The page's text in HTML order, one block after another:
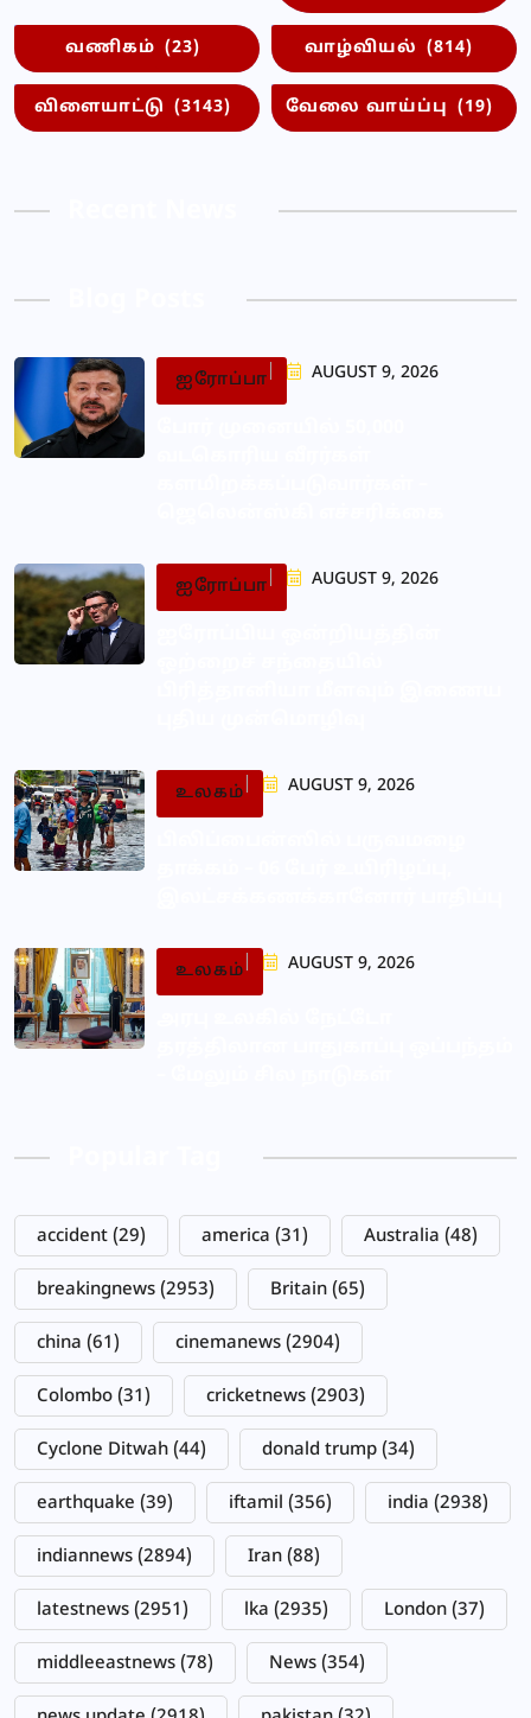
வணிகம் (23) வாழ்வியல் (814)
விளையாட்டு (3143) வேலை வாய்ப்பு (19)
ஐரோப்பா AUGUST 9, 2026
ஐரோப்பா AUGUST 9, 2026
உலகம் AUGUST 9, 2026
உலகம் AUGUST 9, 2026
accident (29) america (31) Australia (48)
breakingnews (2953) Britain (65)
china (61) cinemanews (2904)
Colombo (31) cricketnews (2903)
Cyclone Ditwah (44) donald trump (34)
earthquake (39) iftamil (356) india (2938)
indiannews (2894) Iran (88)
latestnews (2951) lka (2935) London (37)
middleeastnews (78) News (354)